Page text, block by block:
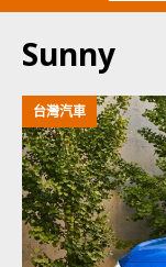
Sunny
台灣汽車